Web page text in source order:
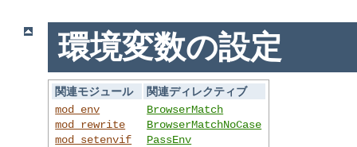
環境変数の設定
関連モジュール
関連ディレクティブ
mod_env
mod_rewrite
mod_setenvif
BrowserMatch
BrowserMatchNoCase
PassEnv